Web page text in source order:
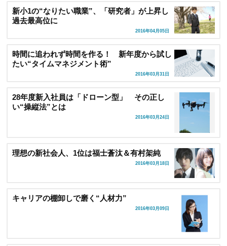
新小1の“なりたい職業”、「研究者」が上昇し
過去最高位に
2016年04月05日
時間に追われず時間を作る！ 新年度から試し
たい“タイムマネジメント術”
2016年03月31日
28年度新入社員は「ドローン型」 その正し
い“操縦法”とは
2016年03月24日
理想の新社会人、1位は福士蒼汰＆有村架純
2016年03月18日
キャリアの棚卸しで磨く“人材力”
2016年03月09日